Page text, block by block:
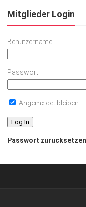
Mitglieder Login
Benutzername
Passwort
Angemeldet bleiben
Passwort zurücksetzen